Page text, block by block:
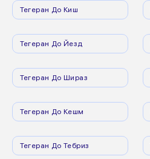
Тегеран До Киш
Тегеран До Йезд
Тегеран До Шираз
Тегеран До Кешм
Тегеран До Тебриз